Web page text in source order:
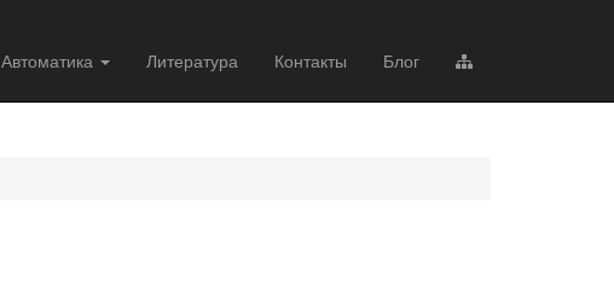
Автоматика Литература Контакты Блог